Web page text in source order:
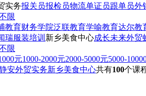
实务报关员报检员物流单证员跟单员外
限
教育财务学院泛联教育学喻教育达尔教
瑞服装培训 新乡美食中心成长未来外贸
限
元1000-2000元2000-5000元5000-
安外贸实务新乡美食中心共有100个课